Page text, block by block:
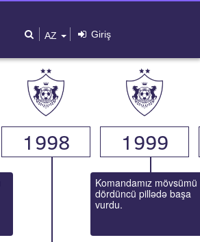
AZ Giriş
1998 1999
Komandamız mövsümü
dördüncü pillədə başa
vurdu.